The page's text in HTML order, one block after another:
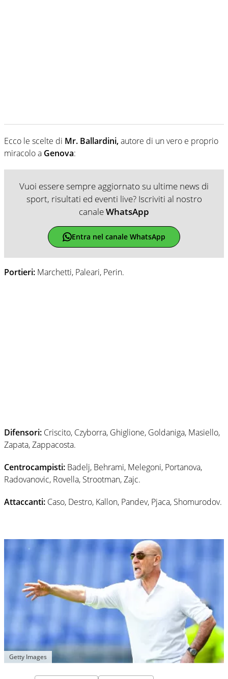
Ecco le scelte di Mr. Ballardini,autore di un vero e proprio
miracolo a Genova:
Vuoi essere sempre aggiornato su ultime news di
sport, risultati ed eventi live? Iscriviti al nostro
canaleWhatsApp
Entra nel canale WhatsApp
Portieri: Marchetti, Paleari, Perin.
Difensori: Criscito, Czyborra, Ghiglione, Goldaniga, Masiello,
Zapata, Zappacosta.
Centrocampisti: Badelj, Behrami, Melegoni, Portanova,
Radovanovic, Rovella, Strootman, Zajc.
Attaccanti: Caso, Destro, Kallon, Pandev, Pjaca, Shomurodov.
Getty Images